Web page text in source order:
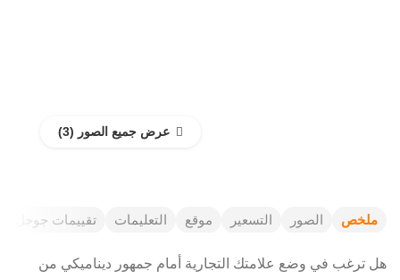
عرض جميع الصور
ملخص الصور التسعير موقع التعليمات تقييمات جوجل
هل ترغب في وضع علامتك التجارية أمام جمهور ديناميكي من